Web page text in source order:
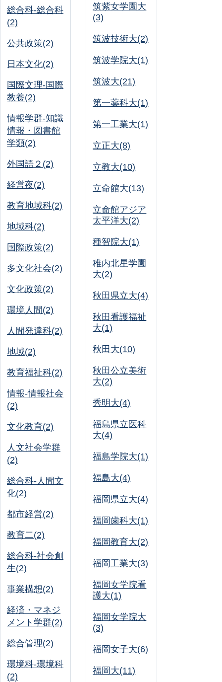
総合科-総合科
(2)
公共政策(2)
日本文化(2)
国際文理-国際
教養(2)
情報学群-知識
情報・図書館
学類(2)
外国語２(2)
経営夜(2)
教育地域科(2)
地域科(2)
国際政策(2)
多文化社会(2)
文化政策(2)
環境人間(2)
人間発達科(2)
地域(2)
教育福祉科(2)
情報-情報社会
(2)
文化教育(2)
人文社会学群
(2)
総合科-人間文
化(2)
都市経営(2)
教育二(2)
総合科-社会創
生(2)
事業構想(2)
経済・マネジ
メント学群(2)
総合管理(2)
環境科-環境科
(2)
筑紫女学園大
(3)
筑波技術大(2)
筑波学院大(1)
筑波大(21)
第一薬科大(1)
第一工業大(1)
立正大(8)
立教大(10)
立命館大(13)
立命館アジア
太平洋大(2)
種智院大(1)
稚内北星学園
大(2)
秋田県立大(4)
秋田看護福祉
大(1)
秋田大(10)
秋田公立美術
大(2)
秀明大(4)
福島県立医科
大(4)
福島学院大(1)
福島大(4)
福岡県立大(4)
福岡歯科大(1)
福岡教育大(2)
福岡工業大(3)
福岡女学院看
護大(1)
福岡女学院大
(3)
福岡女子大(6)
福岡大(11)